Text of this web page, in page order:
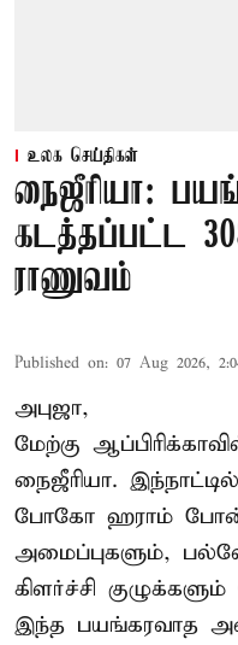
உலக செய்திகள்
நைஜீரியா:
கடத்தப்பட்ட
ராணுவம்
Published on: 07 Aug 2026,
அபுஜா,
மேற்கு
நைஜீரியா.
போகோ ஹராம்
அமைப்புகளும்,
கிளர்ச்சி
இந்த பயங்கரவாத